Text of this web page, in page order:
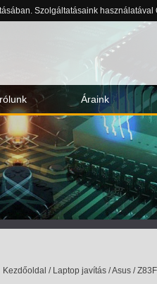
Szolgáltatásaink
Áraink
Kezdőoldal / Laptop javítás/Asus/Z83F